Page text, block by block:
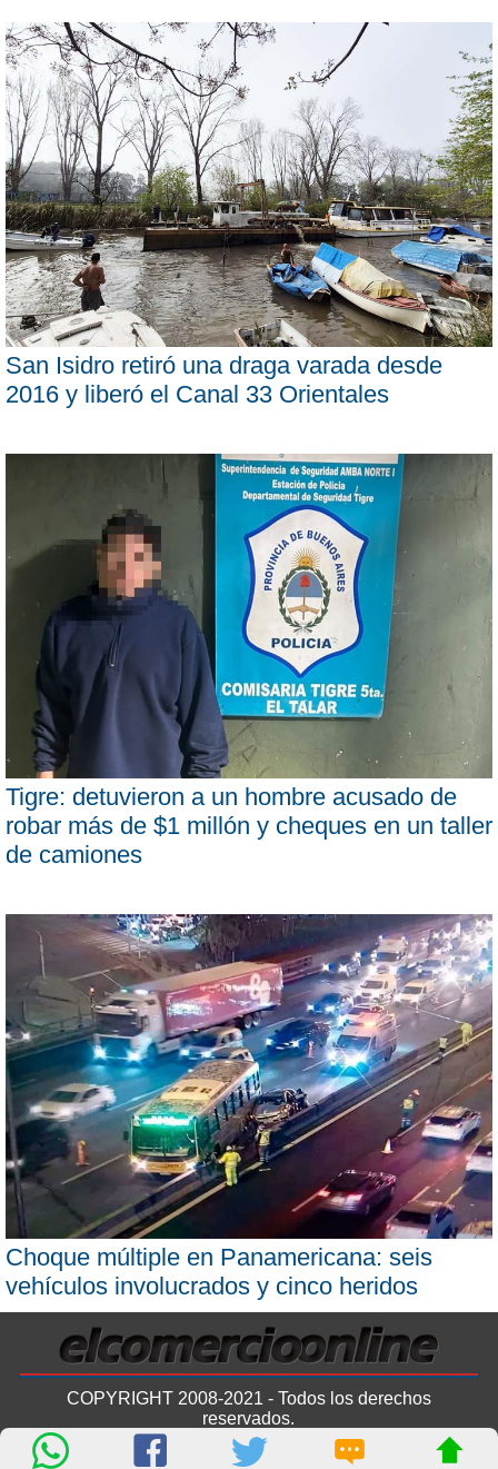
San Isidro retiró una draga varada desde
2016 y liberó el Canal 33 Orientales
Tigre: detuvieron a un hombre acusado de
robar más de $1 millón y cheques en un taller
de camiones
Choque múltiple en Panamericana: seis
vehículos involucrados y cinco heridos
COPYRIGHT 2008-2021 - Todos los derechos
reservados.